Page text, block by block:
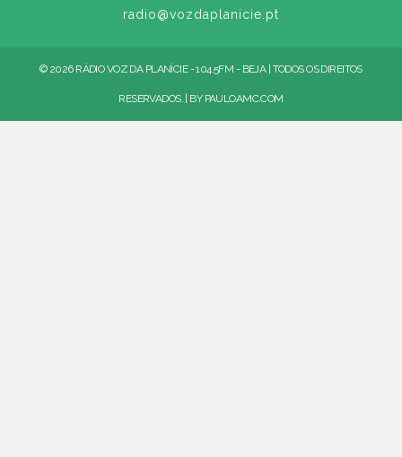
radio@vozdaplanicie.pt
© 2026 RÁDIO VOZ DA PLANÍCIE - 104.5FM - BEJA | TODOS OS DIREITOS
RESERVADOS. | BY PAULOAMC.COM